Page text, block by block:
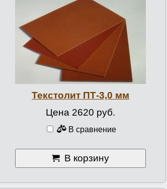
Текстолит ПТ-3,0 мм
Цена 2620 руб.
В сравнение
В корзину